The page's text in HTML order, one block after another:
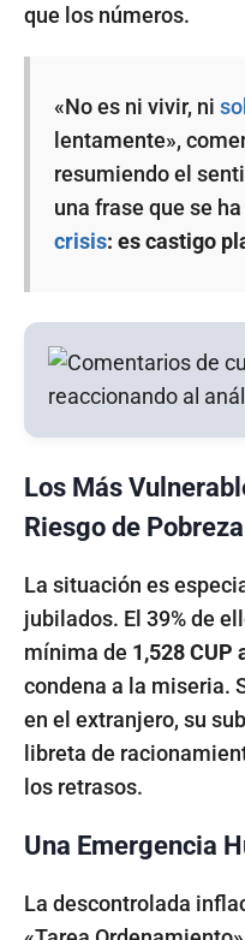
que los números.
«No es ni vivir, ni
lentamente»,
resumiendo el
una frase que se
crisis: es castigo
Los Más
Riesgo de
La situación es
jubilados. El 39% de
mínima de 1,528 CUP
condena a la miseria.
en el extranjero, su
libreta de
los retrasos.
Una Emergencia
La descontrolada